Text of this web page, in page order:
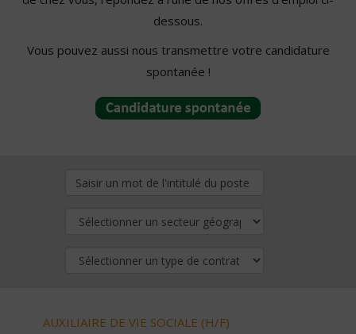
dessous.
Vous pouvez aussi nous transmettre votre candidature
spontanée !
AUXILIAIRE DE VIE SOCIALE (H/F)